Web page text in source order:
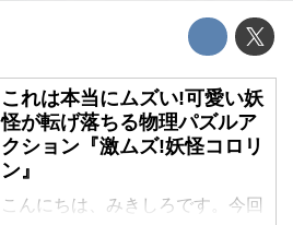
これは本当にムズい!可愛い妖
怪が転げ落ちる物理パズルア
クション『激ムズ!妖怪コロリ
ン』
こんにちは、みきしろです。今回